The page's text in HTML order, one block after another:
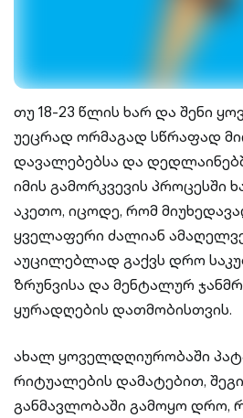
თუ 18-23 წლის ხარ და შენი
უეცრად ორმაგად სწრაფად
დავალებებსა და
იმის გამორკვევის პროცესში
აკეთო, იცოდე, რომ
ყველაფერი ძალიან
აუცილებლად გაქვს დრო
ზრუნვისა და მენტალურ
ყურადღების დათმობისთვის.
ახალ ყოველდღიურობაში
რიტუალების დამატებით,
განმავლობაში გამოყო